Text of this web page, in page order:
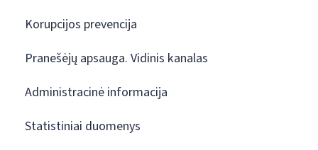
Korupcijos prevencija
Pranešėjų apsauga. Vidinis kanalas
Administracinė informacija
Statistiniai duomenys